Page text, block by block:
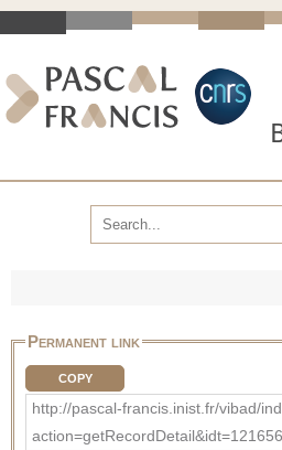
Permanent link
COPY
http://pascal-francis.inist.fr/vibad/